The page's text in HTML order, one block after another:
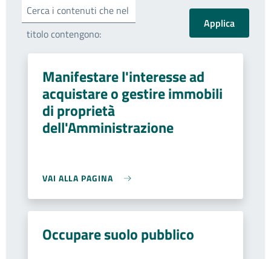
Cerca i contenuti che nel
titolo contengono:
Manifestare l'interesse ad
acquistare o gestire immobili
di proprietà
dell'Amministrazione
VAI ALLA PAGINA
Occupare suolo pubblico